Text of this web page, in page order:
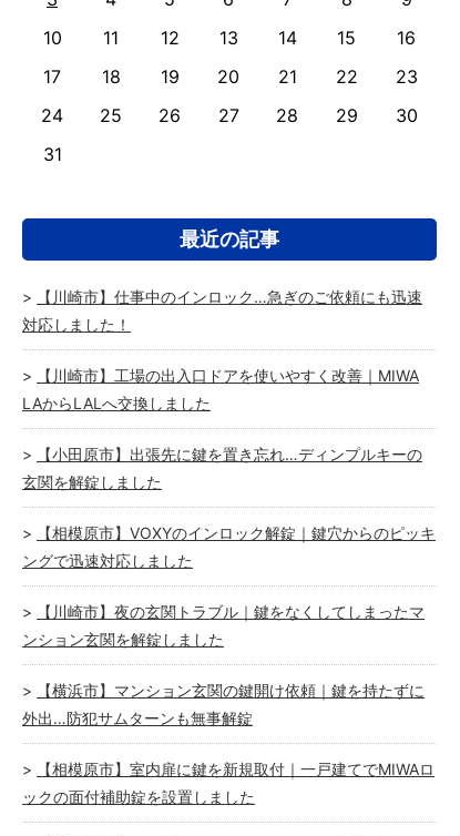
10
11 12 13 14 15
16
17
18 19 20 21 22
23
24
25 26 27 28 29
30
31
最近の記事
【川崎市】仕事中のインロック…急ぎのご依頼にも迅速
対応しました！
【川崎市】工場の出入口ドアを使いやすく改善｜MIWA
LAからLALへ交換しました
【小田原市】出張先に鍵を置き忘れ…ディンプルキーの
玄関を解錠しました
【相模原市】VOXYのインロック解錠｜鍵穴からのピッキ
ングで迅速対応しました
【川崎市】夜の玄関トラブル｜鍵をなくしてしまったマ
ンション玄関を解錠しました
【横浜市】マンション玄関の鍵開け依頼｜鍵を持たずに
外出…防犯サムターンも無事解錠
【相模原市】室内扉に鍵を新規取付｜一戸建てでMIWAロ
ックの面付補助錠を設置しました